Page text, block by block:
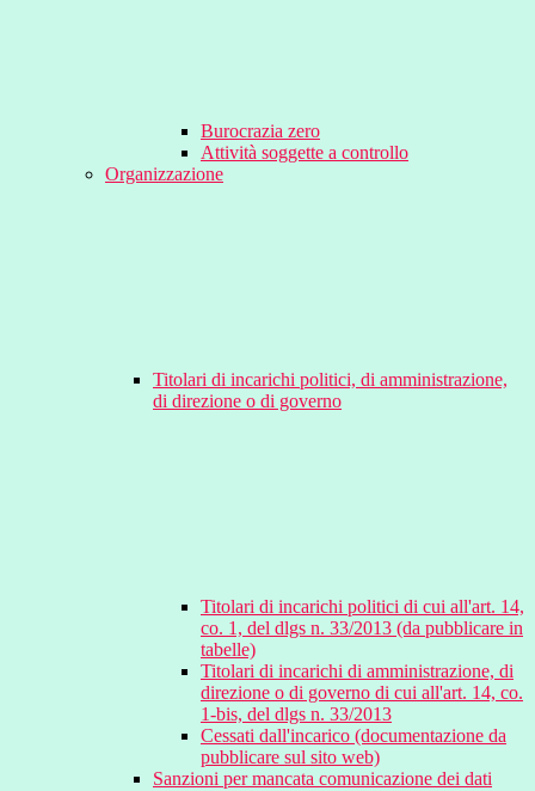
Burocrazia zero
Attività soggette a controllo
Organizzazione
Titolari di incarichi politici, di amministrazione,
di direzione o di governo
Titolari di incarichi politici di cui all'art. 14,
co. 1, del dlgs n. 33/2013 (da pubblicare in
tabelle)
Titolari di incarichi di amministrazione, di
direzione o di governo di cui all'art. 14, co.
1-bis, del dlgs n. 33/2013
Cessati dall'incarico (documentazione da
pubblicare sul sito web)
Sanzioni per mancata comunicazione dei dati